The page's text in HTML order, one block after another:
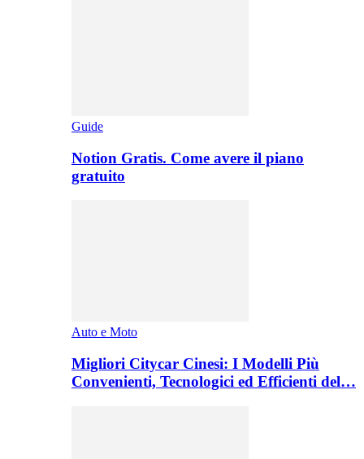
Guide
Notion Gratis. Come avere il piano
gratuito
Auto e Moto
Migliori Citycar Cinesi: I Modelli Più
Convenienti, Tecnologici ed Efficienti del…